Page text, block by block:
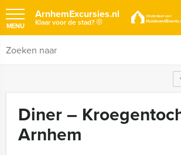
ArnhemExcursies.nl
Klaar voor de stad?®
MENU
Diner –
Arnhem